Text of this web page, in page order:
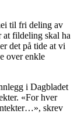
til fri deling av
at fildeling skal ha
det på tide at vi
over enkle
i Dagbladet
«For hver
skrev